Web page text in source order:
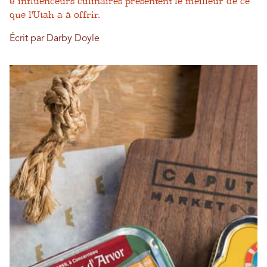
que l'Utah a à offrir.
Écrit par Darby Doyle